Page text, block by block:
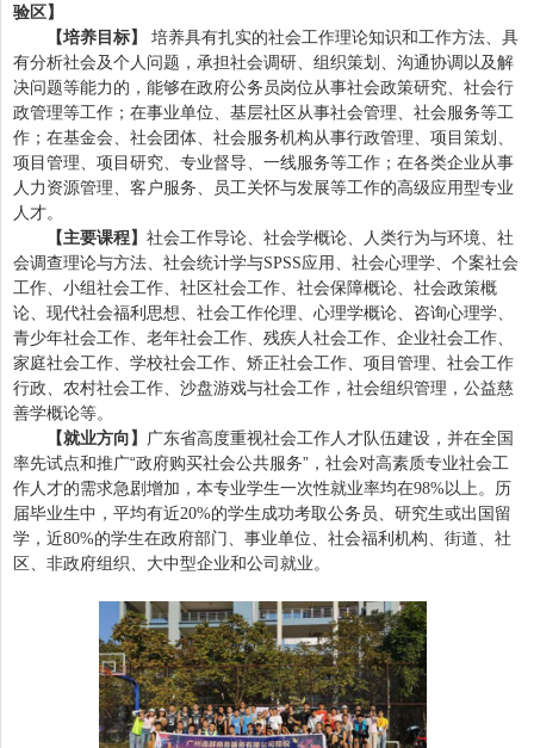
验区】
【培养目标】 培养具有扎实的社会工作理论知识和工作方法、具
有分析社会及个人问题，承担社会调研、组织策划、沟通协调以及解
决问题等能力的，能够在政府公务员岗位从事社会政策研究、社会行
政管理等工作；在事业单位、基层社区从事社会管理、社会服务等工
作；在基金会、社会团体、社会服务机构从事行政管理、项目策划、
项目管理、项目研究、专业督导、一线服务等工作；在各类企业从事
人力资源管理、客户服务、员工关怀与发展等工作的高级应用型专业
人才。
【主要课程】 社会工作导论、社会学概论、人类行为与环境、社
会调查理论与方法、社会统计学与SPSS应用、社会心理学、个案社会
工作、小组社会工作、社区社会工作、社会保障概论、社会政策概
论、现代社会福利思想、社会工作伦理、心理学概论、咨询心理学、
青少年社会工作、老年社会工作、残疾人社会工作、企业社会工作、
家庭社会工作、学校社会工作、矫正社会工作、项目管理、社会工作
行政、农村社会工作、沙盘游戏与社会工作，社会组织管理，公益慈
善学概论等。
【就业方向】
广东省高度重视社会工作人才队伍建设，并在全国
率先试点和推广“政府购买社会公共服务”，社会对高素质专业社会工
作人才的需求急剧增加，本专业学生一次性就业率均在98%以上。历
届毕业生中，平均有近20%的学生成功考取公务员、研究生或出国留
学，近80%的学生在政府部门、事业单位、社会福利机构、街道、社
区、非政府组织、大中型企业和公司就业。